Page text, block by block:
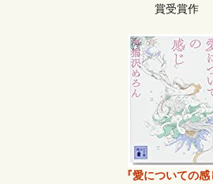
賞受賞作
『愛についての感